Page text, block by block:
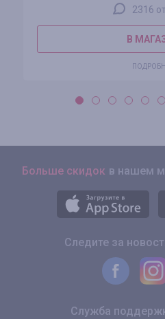
2316
В
Больше скидок в нашем
Следите за
Служба